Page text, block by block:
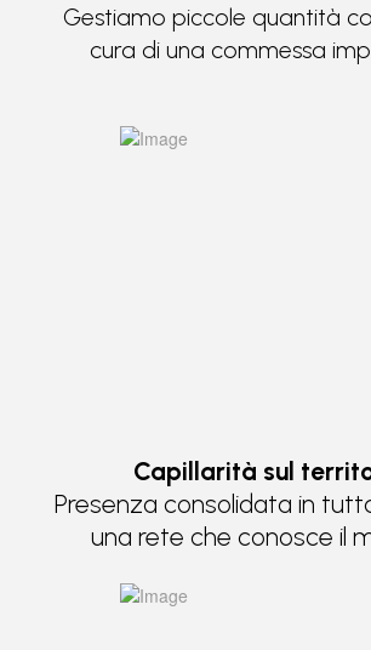
Gestiamo piccole quantità
cura di una commessa
Capillarità sul
Presenza consolidata in
una rete che conosce il